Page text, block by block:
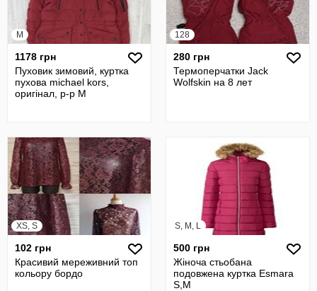
M
1178 грн
Пуховик зимовий, куртка
пухова michael kors,
оригінал, р-р М
128
280 грн
Термоперчатки Jack
Wolfskin на 8 лет
XS, S
102 грн
Красивий мереживний топ
кольору бордо
S, M, L
500 грн
Жіноча стьобана
подовжена куртка Esmara
S,M